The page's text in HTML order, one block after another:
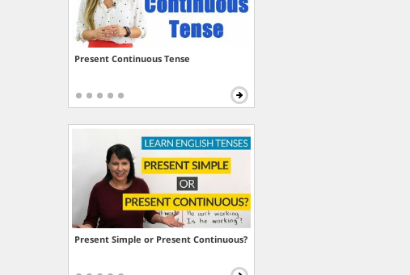
Present Continuous Tense
Present Simple or Present Continuous?